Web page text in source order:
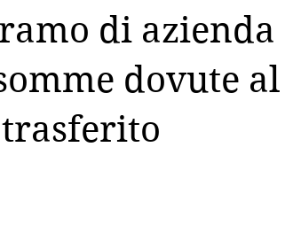
di azienda
dovute al